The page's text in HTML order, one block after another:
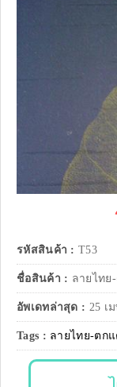
รหัสสินค้า : T53
ชื่อสินค้า : ลายไทย
อัพเดทล่าสุด : 25 เ
Tags : ลายไทย-ตก